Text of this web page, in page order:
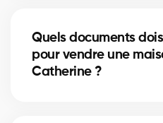
bain peuvent augmenter
experts vous indiquent
Quels documents
pour vendre une
Catherine ?